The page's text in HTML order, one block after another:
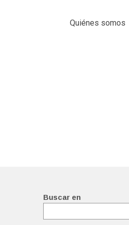
Quiénes somos
Buscar en